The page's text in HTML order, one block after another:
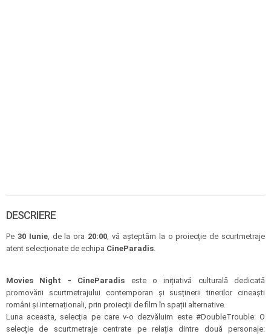
DESCRIERE
Pe 30 Iunie, de la ora 20:00, vă așteptăm la o proiecție de scurtmetraje
atent selecționate de echipa CineParadis.
Movies Night - CineParadis este o inițiativă culturală dedicată
promovării scurtmetrajului contemporan și susținerii tinerilor cineaști
români și internaționali, prin proiecții de film în spații alternative.
Luna aceasta, selecția pe care v-o dezvăluim este #DoubleTrouble: O
selecție de scurtmetraje centrate pe relația dintre două personaje: